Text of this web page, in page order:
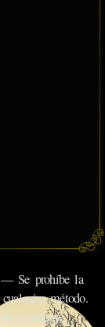
Se prohíbe la
método.
constituye